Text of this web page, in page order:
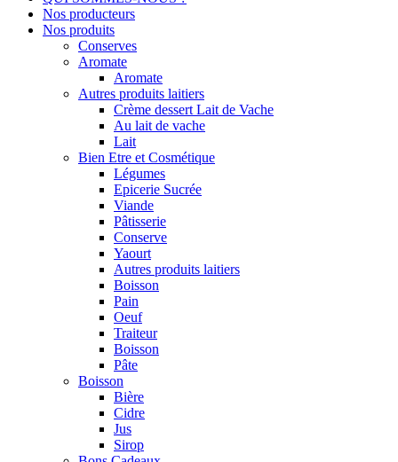
Nos producteurs
Nos produits
Conserves
Aromate
Aromate
Autres produits laitiers
Crème dessert Lait de Vache
Au lait de vache
Lait
Bien Etre et Cosmétique
Légumes
Epicerie Sucrée
Viande
Pâtisserie
Conserve
Yaourt
Autres produits laitiers
Boisson
Pain
Oeuf
Traiteur
Boisson
Pâte
Boisson
Bière
Cidre
Jus
Sirop